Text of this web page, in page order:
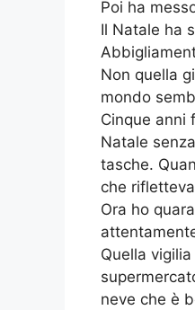
Poi ha
Il Natale ha
Non quella
mondo
Cinque anni
Natale
tasche.
che
Ora ho
Quella
neve che è